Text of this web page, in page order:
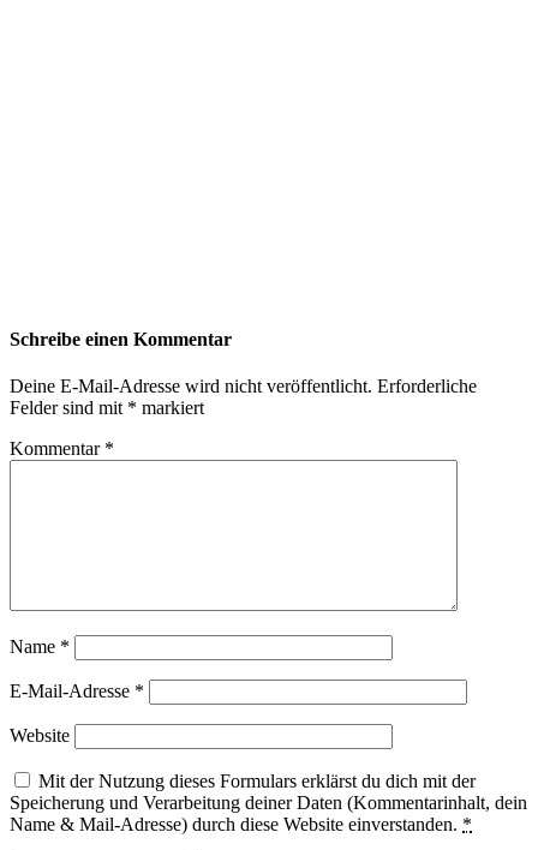
Schreibe einen Kommentar
Deine E-Mail-Adresse wird nicht veröffentlicht. Erforderliche
Felder sind mit * markiert
Kommentar *
Name *
E-Mail-Adresse *
Website
Mit der Nutzung dieses Formulars erklärst du dich mit der
Speicherung und Verarbeitung deiner Daten (Kommentarinhalt, dein
Name & Mail-Adresse) durch diese Website einverstanden. *